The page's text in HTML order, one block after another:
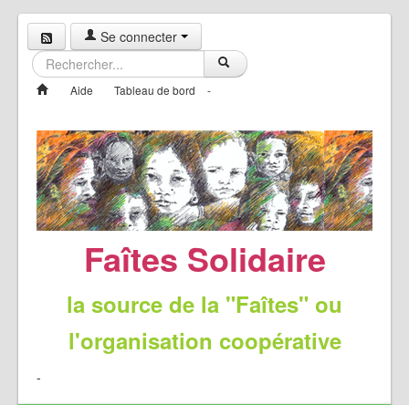
Se connecter
Aide Tableau de bord -
Faîtes Solidaire
la source de la "Faîtes" ou
l'organisation coopérative
-